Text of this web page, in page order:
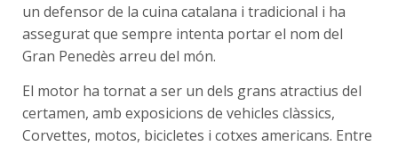
un defensor de la cuina catalana i tradicional i ha
assegurat que sempre intenta portar el nom del
Gran Penedès arreu del món.
El motor ha tornat a ser un dels grans atractius del
certamen, amb exposicions de vehicles clàssics,
Corvettes, motos, bicicletes i cotxes americans. Entre